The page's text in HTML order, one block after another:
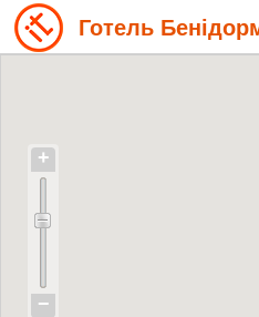
Готель
+
−